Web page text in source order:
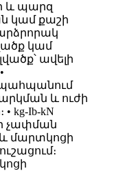
և պարզ
կամ քաշի
կամ
ավելի
և ուժի
kg-Ib-kN
չափման
և մարտկոցի